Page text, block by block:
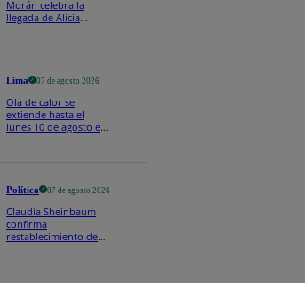
Morán celebra la
llegada de Alicia
Lima 07 de agosto 2026
Ola de calor se
extiende hasta el
lunes 10 de agosto en
Política 07 de agosto 2026
Claudia Sheinbaum
confirma
restablecimiento de